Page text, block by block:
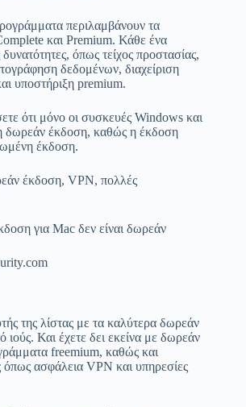
περιλαμβάνουν τα
και Premium. Κάθε ένα
δυνατότητες, όπως τείχος προστασίας,
δεδομένων, διαχείριση
υποστήριξη premium.
ότι μόνο οι συσκευές Windows και
δωρεάν έκδοση, καθώς η έκδοση
έκδοση.
έκδοση, VPN, πολλές
για Mac δεν είναι δωρεάν
της λίστας με τα καλύτερα δωρεάν
ιούς. Και έχετε δει εκείνα με δωρεάν
freemium, καθώς και
όπως ασφάλεια VPN και υπηρεσίες